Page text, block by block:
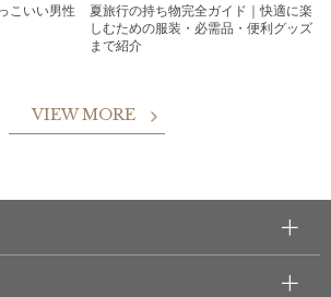
こいい男性
夏旅行の持ち物完全ガイド｜快適に楽
しむための服装・必需品・便利グッズ
まで紹介
VIEW MORE